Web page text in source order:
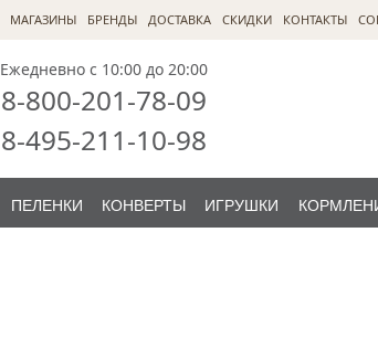
МАГАЗИНЫ БРЕНДЫ ДОСТАВКА СКИДКИ КОНТАКТЫ
Ежедневно с 10:00 до 20:00
8-800-201-78-09
8-495-211-10-98
ПЕЛЕНКИ КОНВЕРТЫ ИГРУШКИ